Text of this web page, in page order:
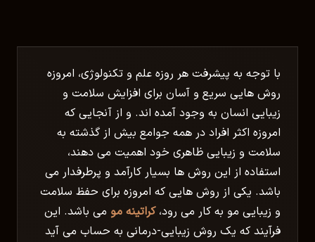
با توجه به پیشرفت هر روزه علم و تکنولوژی، امروزه
روش هایی سریع و آسان برای افزایش سلامت و
زیبایی انسان به وجود آمده اند. و از آنجایی که
امروزه اکثر افراد در همه جوامع بیش از گذشته به
سلامت و زیبایی ظاهری خود اهمیت می دهند،
استفاده از این روش ها بسیار کارآمد و پرطرفدار می
باشد. یکی از روش هایی که امروزه برای حفظ سلامت
و زیبایی مو به کار می رود،کراتینه مو می باشد. این
فرآیند که یک روش زیبایی-درمانی به حساب می آید